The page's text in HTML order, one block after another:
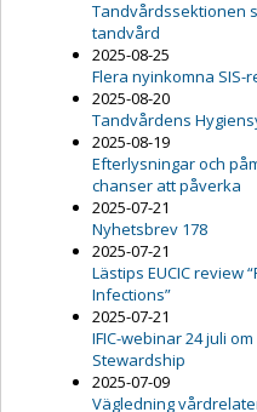
Tandvårdssektionen
tandvård
2025-08-25
Flera nyinkomna SIS-
2025-08-20
Tandvårdens
2025-08-19
Efterlysningar och
chanser att påverka
2025-07-21
Nyhetsbrev 178
2025-07-21
Lästips EUCIC review
Infections”
2025-07-21
IFIC-webinar 24 juli
Stewardship
2025-07-09
Vägledning